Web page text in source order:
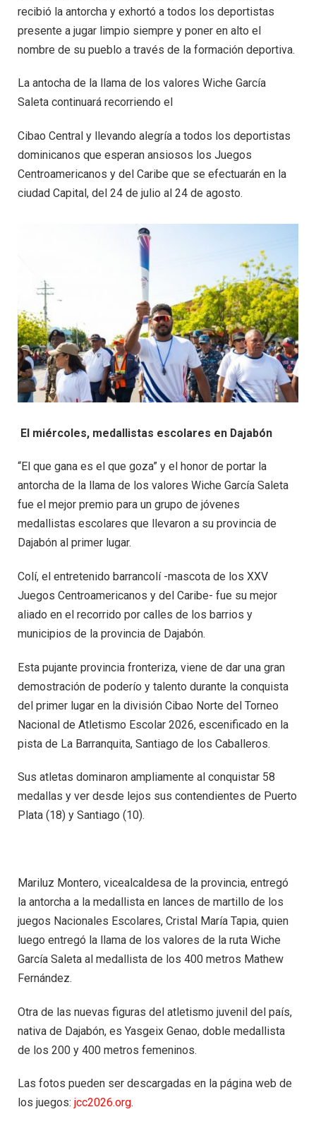
recibió la antorcha y exhortó a todos los deportistas
presente a jugar limpio siempre y poner en alto el
nombre de su pueblo a través de la formación deportiva.
La antocha de la llama de los valores Wiche García
Saleta continuará recorriendo el
Cibao Central y llevando alegría a todos los deportistas
dominicanos que esperan ansiosos los Juegos
Centroamericanos y del Caribe que se efectuarán en la
ciudad Capital, del 24 de julio al 24 de agosto.
El miércoles, medallistas escolares en Dajabón
“El que gana es el que goza” y el honor de portar la
antorcha de la llama de los valores Wiche García Saleta
fue el mejor premio para un grupo de jóvenes
medallistas escolares que llevaron a su provincia de
Dajabón al primer lugar.
Colí, el entretenido barrancolí -mascota de los XXV
Juegos Centroamericanos y del Caribe- fue su mejor
aliado en el recorrido por calles de los barrios y
municipios de la provincia de Dajabón.
Esta pujante provincia fronteriza, viene de dar una gran
demostración de poderío y talento durante la conquista
del primer lugar en la división Cibao Norte del Torneo
Nacional de Atletismo Escolar 2026, escenificado en la
pista de La Barranquita, Santiago de los Caballeros.
Sus atletas dominaron ampliamente al conquistar 58
medallas y ver desde lejos sus contendientes de Puerto
Plata (18) y Santiago (10).
Mariluz Montero, vicealcaldesa de la provincia, entregó
la antorcha a la medallista en lances de martillo de los
juegos Nacionales Escolares, Cristal María Tapia, quien
luego entregó la llama de los valores de la ruta Wiche
García Saleta al medallista de los 400 metros Mathew
Fernández.
Otra de las nuevas figuras del atletismo juvenil del país,
nativa de Dajabón, es Yasgeix Genao, doble medallista
de los 200 y 400 metros femeninos.
Las fotos pueden ser descargadas en la página web de
los juegos: jcc2026.org.